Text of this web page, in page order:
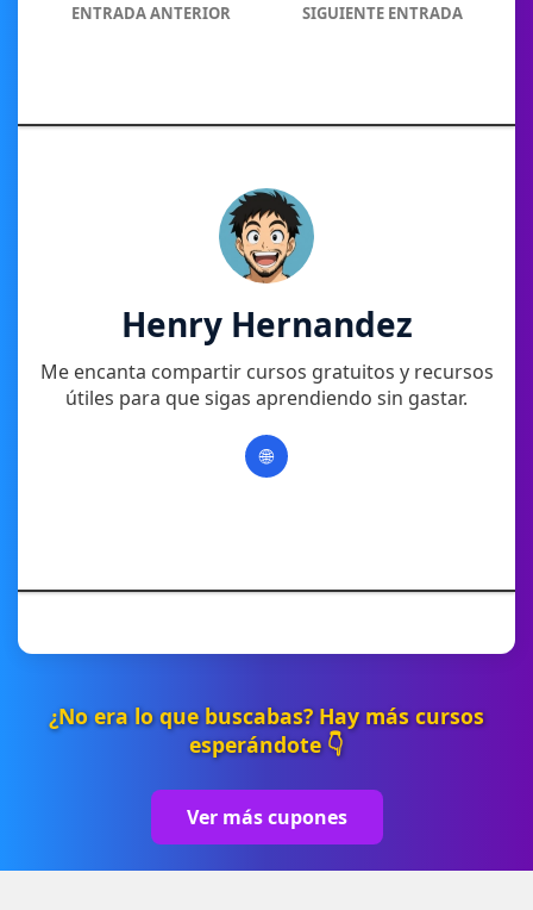
ENTRADA ANTERIOR SIGUIENTE ENTRADA
Henry Hernandez
Me encanta compartir cursos gratuitos y recursos
útiles para que sigas aprendiendo sin gastar.
🌐
¿No era lo que buscabas? Hay más cursos
esperándote 👇
Ver más cupones